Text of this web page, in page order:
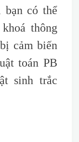
bạn có thể
thông
cảm biến
toán PB
sinh trắc